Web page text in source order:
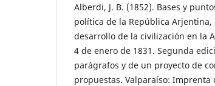
Alberdi, J. B. (1852). Bases y
política de la República
desarrollo de la civilización en la
4 de enero de 1831. Segunda
parágrafos y de un proyecto de
propuestas. Valparaíso: Imprenta